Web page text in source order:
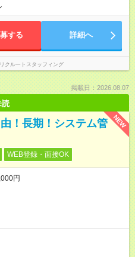
する 詳細へ
クルートスタッフィング
掲載日：2026.08.07
読
NEW
！長期！システム管
WEB登録・面接OK
円